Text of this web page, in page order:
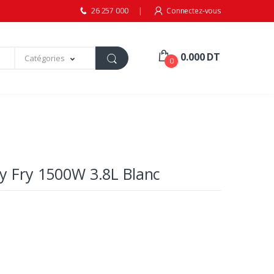
26 257 000 Connectez-vous
Catégories 0 0.000 DT
1500W 3.8L Blanc